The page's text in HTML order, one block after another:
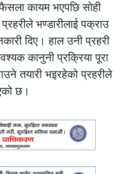
कायम भएपछि सोही
भण्डारीलाई पक्राउ
दिए। हाल उनी प्रहरी
कानुनी प्रक्रिया पूरा
तयारी भइरहेको प्रहरीले
छ।